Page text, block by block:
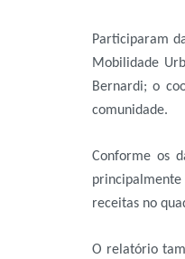
Participaram
Mobilidade
Bernardi; o
comunidade.
Conforme os
principalmente
receitas no
O relatório